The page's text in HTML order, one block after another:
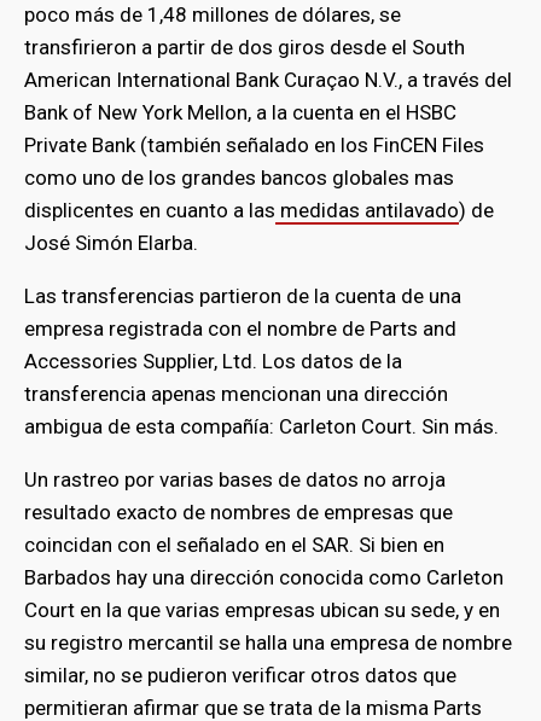
poco más de 1,48 millones de dólares, se
transfirieron a partir de dos giros desde el South
American International Bank Curaçao N.V., a través del
Bank of New York Mellon, a la cuenta en el HSBC
Private Bank (también señalado en los FinCEN Files
como uno de los grandes bancos globales mas
displicentes en cuanto a las medidas antilavado) de
José Simón Elarba.
Las transferencias partieron de la cuenta de una
empresa registrada con el nombre de Parts and
Accessories Supplier, Ltd. Los datos de la
transferencia apenas mencionan una dirección
ambigua de esta compañía: Carleton Court. Sin más.
Un rastreo por varias bases de datos no arroja
resultado exacto de nombres de empresas que
coincidan con el señalado en el SAR. Si bien en
Barbados hay una dirección conocida como Carleton
Court en la que varias empresas ubican su sede, y en
su registro mercantil se halla una empresa de nombre
similar, no se pudieron verificar otros datos que
permitieran afirmar que se trata de la misma Parts